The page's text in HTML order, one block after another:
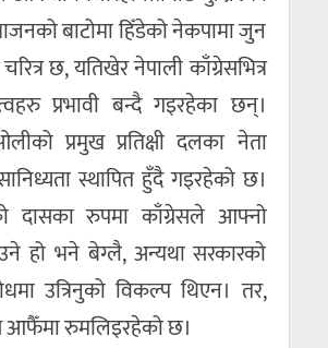
बाटोमा हिँडेको नेकपामा जुन
चरित्र छ, यतिखेर नेपाली काँग्रेसभित्र
प्रभावी बन्दै गइरहेका छन्।
ओलीको प्रमुख प्रतिक्षी दलका नेता
स्थापित हुँदै गइरहेको छ।
दासका रुपमा काँग्रेसले आफ्नो
हो भने बेग्लै, अन्यथा सरकारको
उत्रिनुको विकल्प थिएन। तर,
आफैँमा रुमलिइरहेको छ।